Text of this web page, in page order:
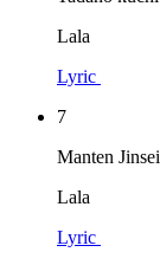
Lala
Lyric
7
Manten Jinsei
Lala
Lyric